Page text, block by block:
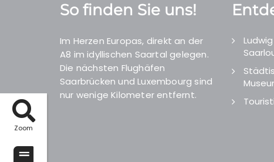
Zoom
So finden Sie uns!
Im Herzen Europas, direkt an der
A8 im idyllischen Saartal gelegen.
Die nächsten Flughäfen
Saarbrücken und Luxembourg sind
nur wenige Kilometer entfernt.